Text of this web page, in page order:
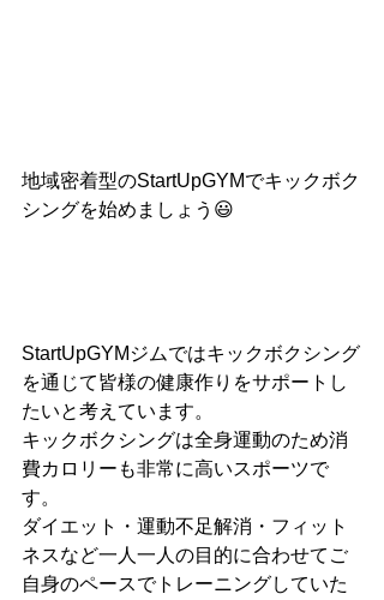
地域密着型のStartUpGYMでキックボク
シングを始めましょう😃
StartUpGYMジムではキックボクシング
を通じて皆様の健康作りをサポートし
たいと考えています。
キックボクシングは全身運動のため消
費カロリーも非常に高いスポーツで
す。
ダイエット・運動不足解消・フィット
ネスなど一人一人の目的に合わせてご
自身のペースでトレーニングしていた